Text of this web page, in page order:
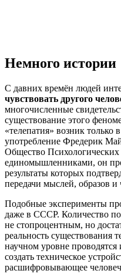
Немного истории
С давних времён людей
чувствовать другого
многочисленные
существование этого
«телепатия» возник только
употребление Фредерик
Общество
единомышленниками, он
результаты которых
передачи мыслей, образов и
Подобные эксперименты
даже в СССР. Количество
не стопроцентным, но
реальность существования
научном уровне
создать техническое
расшифровывающее